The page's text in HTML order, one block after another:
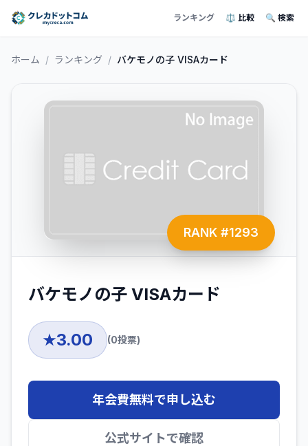
ランキング ⚖️ 比較 🔍 検索
ホーム / ランキング / バケモノの子 VISAカード
RANK #1293
バケモノの子 VISAカード
★3.00 (0投票)
年会費無料で申し込む
公式サイトで確認